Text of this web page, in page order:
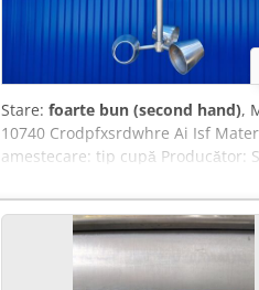
Stare: foarte bun (second hand),
10740 Crodpfxsrdwhre Ai Isf
amestecare: tip cupă Producător:
230/400 V Lungime ax: 560 mm